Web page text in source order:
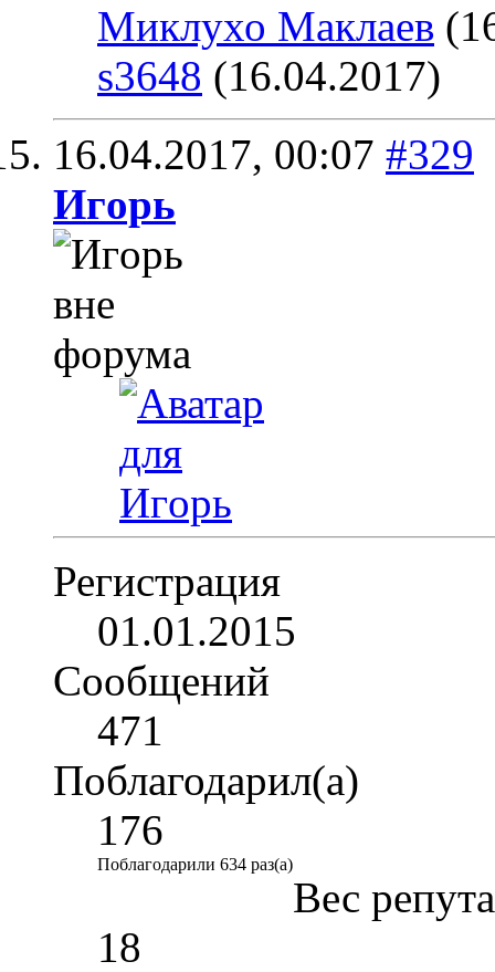
Миклухо Маклаев
s3648 (16.04.2017)
16.04.2017, 00:07 #329
Игoрь
Регистрация
01.01.2015
Сообщений
471
Поблагодарил(а)
176
Поблагодарили 634 раз(а)
Вес
18